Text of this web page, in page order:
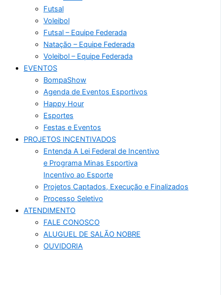
Futsal
Voleibol
Futsal – Equipe Federada
Natação – Equipe Federada
Voleibol – Equipe Federada
EVENTOS
BompaShow
Agenda de Eventos Esportivos
Happy Hour
Esportes
Festas e Eventos
PROJETOS INCENTIVADOS
Entenda A Lei Federal de Incentivo
e Programa Minas Esportiva
Incentivo ao Esporte
Projetos Captados, Execução e Finalizados
Processo Seletivo
ATENDIMENTO
FALE CONOSCO
ALUGUEL DE SALÃO NOBRE
OUVIDORIA